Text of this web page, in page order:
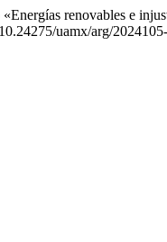
renovables e
uamx/arg/